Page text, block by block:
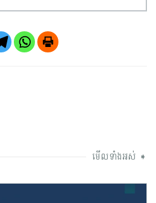
មើលទាំងអស់ ➧